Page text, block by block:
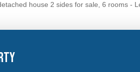
house 2 sides for sale, 6 rooms -